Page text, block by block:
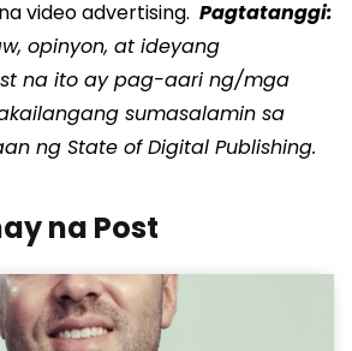
video advertising. Pagtatanggi:
opinyon, at ideyang
na ito ay pag-aari ng/mga
sumasalamin sa
ng State of Digital Publishing.
na Post